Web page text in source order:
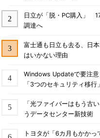
日立が「脱・PC購入」
調達へ
富士通も日立も去る、日
はいかない理由
Windows Updateで要注
「3つのセキュリティ移行」
「光ファイバーはもう
うデータセンター新技術
トヨタが「6カ月もかか